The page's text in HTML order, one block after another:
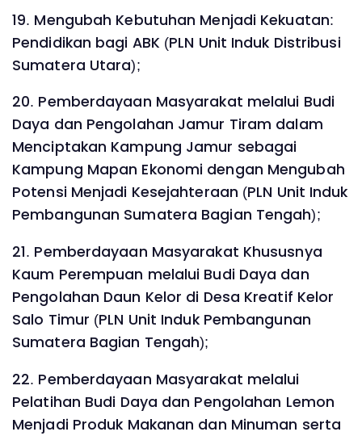
19. Mengubah Kebutuhan Menjadi Kekuatan:
Pendidikan bagi ABK (PLN Unit Induk Distribusi
Sumatera Utara);
20. Pemberdayaan Masyarakat melalui Budi
Daya dan Pengolahan Jamur Tiram dalam
Menciptakan Kampung Jamur sebagai
Kampung Mapan Ekonomi dengan Mengubah
Potensi Menjadi Kesejahteraan (PLN Unit Induk
Pembangunan Sumatera Bagian Tengah);
21. Pemberdayaan Masyarakat Khususnya
Kaum Perempuan melalui Budi Daya dan
Pengolahan Daun Kelor di Desa Kreatif Kelor
Salo Timur (PLN Unit Induk Pembangunan
Sumatera Bagian Tengah);
22. Pemberdayaan Masyarakat melalui
Pelatihan Budi Daya dan Pengolahan Lemon
Menjadi Produk Makanan dan Minuman serta